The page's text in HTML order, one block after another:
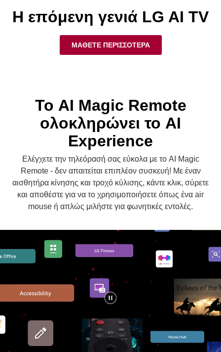
ΜΑΘΕΤΕ ΠΕΡΙΣΣΟΤΕΡΑ
ολοκληρώνει το AI
Experience
Ελέγχετε την τηλεόρασή σας εύκολα με το AI Magic
Remote - δεν απαιτείται επιπλέον συσκευή! Με έναν
αισθητήρα κίνησης και τροχό κύλισης, κάντε κλικ, σύρετε
και αποθέστε για να το χρησιμοποιήσετε όπως ένα air
mouse ή απλώς μιλήστε για φωνητικές εντολές.
*Ο σχεδιασμός, η διαθεσιμότητα και οι λειτουργίες του AI Magic